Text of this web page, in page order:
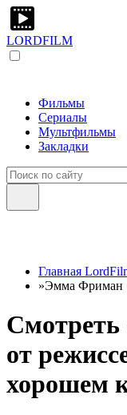
LORDFILM
Фильмы
Сериалы
Мультфильмы
Закладки
Главная
»Эмма Фриман
от
хорошем